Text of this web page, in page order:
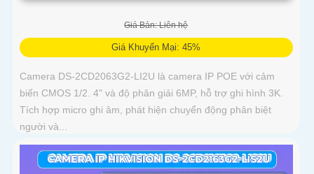
Giá Bán: Liên hệ
Giá Khuyến Mại: 45%
Camera DS-2CD2063G2-LI2U là camera IP POE với cảm
biến CMOS 1/2. 4" và độ phân giải 6MP, hỗ trợ ghi hình 3K.
Tích hợp micro ghi âm, phát hiện chuyển động phân biệt
người và...